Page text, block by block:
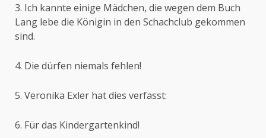
3. Ich kannte einige Mädchen, die wegen dem Buch
Lang lebe die Königin in den Schachclub gekommen
sind.
4. Die dürfen niemals fehlen!
5. Veronika Exler hat dies verfasst:
6. Für das Kindergartenkind!